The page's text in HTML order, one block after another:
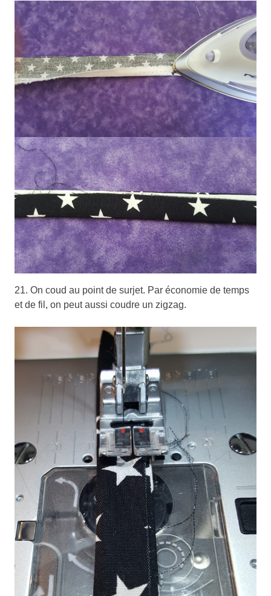
21. On coud au point de surjet. Par économie de temps
et de fil, on peut aussi coudre un zigzag.